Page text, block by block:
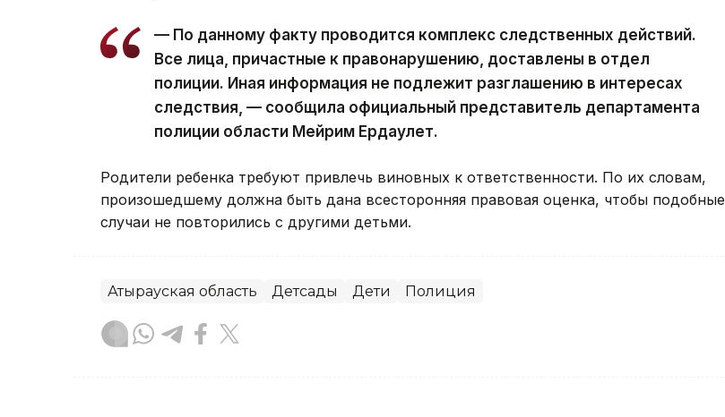
— По данному факту проводится комплекс следственных действий.
Все лица, причастные к правонарушению, доставлены в отдел
полиции. Иная информация не подлежит разглашению в интересах
следствия, — сообщила официальный представитель департамента
полиции области Мейрим Ердаулет.
Родители ребенка требуют привлечь виновных к ответственности. По их словам,
произошедшему должна быть дана всесторонняя правовая оценка, чтобы подобные
случаи не повторились с другими детьми.
Атырауская область Детсады Дети Полиция